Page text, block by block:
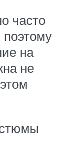
часто
на
не